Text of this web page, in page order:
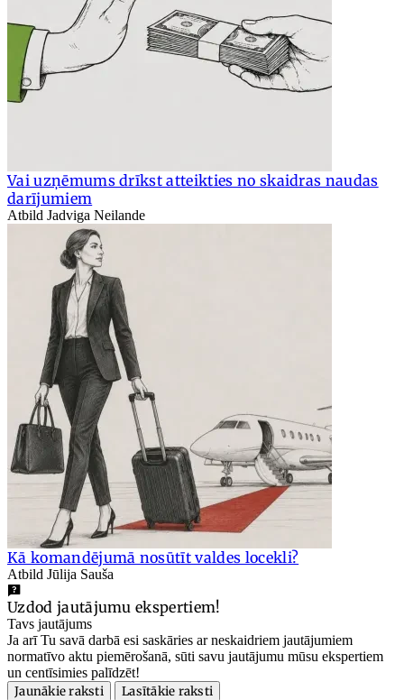
Vai uzņēmums drīkst atteikties no skaidras naudas
darījumiem
Atbild Jadviga Neilande
Kā komandējumā nosūtīt valdes locekli?
Atbild Jūlija Sauša
Uzdod jautājumu ekspertiem!
Tavs jautājums
Ja arī Tu savā darbā esi saskāries ar neskaidriem jautājumiem
normatīvo aktu piemērošanā, sūti savu jautājumu mūsu ekspertiem
un centīsimies palīdzēt!
Jaunākie raksti
Lasītākie raksti